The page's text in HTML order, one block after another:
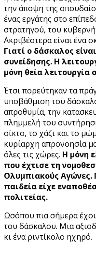
την άποψη της
ένας εργάτης στο
στρατηγού, του
Ακριβέστερα είναι ένα
Γιατί ο δάσκαλος
συνείδησης. Η
μόνη θεία λειτουργία
Έτσι πορεύτηκαν τα
υποβάθμιση του
απροθυμία, την
πλημμελή του
οίκτο, το χάζι και το
κυρίαρχη απρονοησία
όλες τις χώρες. Η μόνη
που έχτισε τη
Ολυμπιακούς Αγώνες.
παιδεία είχε
πολιτείας.
Ωσόπου πια σήμερα
του δάσκαλου. Μια
κι ένα ριντίκολο ηχηρό.